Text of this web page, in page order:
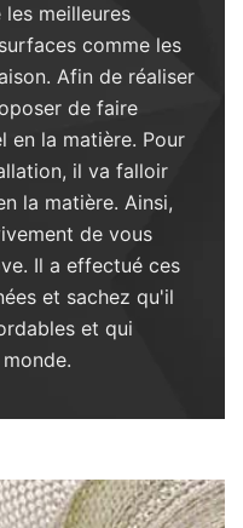
meilleures
comme les
Afin de réaliser
de faire
en la matière. Pour
il va falloir
la matière. Ainsi,
de vous
Il a effectué ces
et sachez qu'il
et qui